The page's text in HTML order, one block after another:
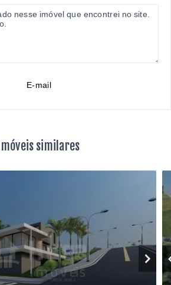
E-mail
Imóveis similares